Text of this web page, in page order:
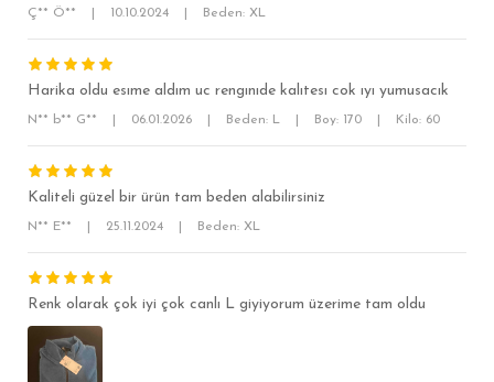
OVERSİZE
Ç** Ö** 10.10.2024 Beden: XL
Harika oldu esıme aldım uc rengınıde kalıtesı cok ıyı yumusacık
N** b** G** 06.01.2026 Beden: L Boy: 170 Kilo: 60
Kaliteli güzel bir ürün tam beden alabilirsiniz
N** E** 25.11.2024 Beden: XL
Renk olarak çok iyi çok canlı L giyiyorum üzerime tam oldu